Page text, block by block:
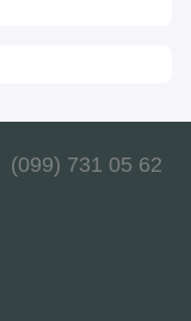
(099) 731 05 62